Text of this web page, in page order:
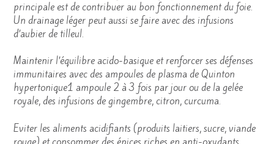
principale est de contribuer au bon fonctionnement du foie.
Un drainage léger peut aussi se faire avec des infusions
d’aubier de tilleul.
Maintenir l’équilibre acido-basique et renforcer ses défenses
immunitaires avec des ampoules de plasma de Quinton
hypertonique1 ampoule 2 à 3 fois par jour ou de la gelée
royale, des infusions de gingembre, citron, curcuma.
Eviter les aliments acidifiants (produits laitiers, sucre, viande